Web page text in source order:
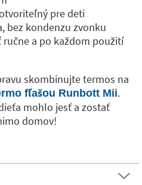
pre deti
bez kondenzu zvonku
a po každom použití
skombinujte termos na
fľašou Runbott Mii.
mohlo jesť a zostať
domov!